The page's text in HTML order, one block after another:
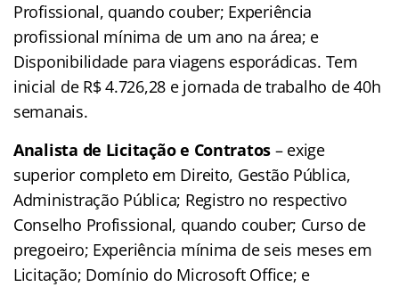
Profissional, quando couber; Experiência
profissional mínima de um ano na área; e
Disponibilidade para viagens esporádicas. Tem
inicial de R$ 4.726,28 e jornada de trabalho de 40h
semanais.
Analista de Licitação e Contratos – exige
superior completo em Direito, Gestão Pública,
Administração Pública; Registro no respectivo
Conselho Profissional, quando couber; Curso de
pregoeiro; Experiência mínima de seis meses em
Licitação; Domínio do Microsoft Office; e